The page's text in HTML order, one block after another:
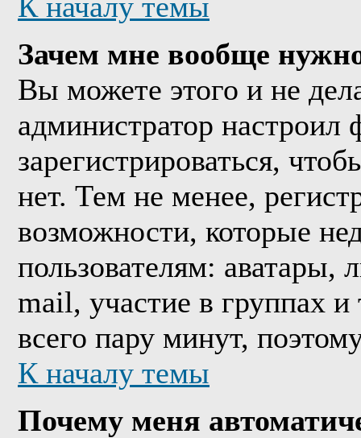
Зачем мне вообще
Вы можете этого и не
администратор
зарегистрироваться,
нет. Тем не менее,
возможности, которые
пользователям: аватары,
mail, участие в группах и
всего пару минут,
К началу темы
Почему меня